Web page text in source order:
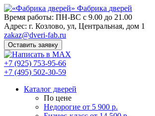
Фабрика дверей
Время работы: ПН-ВС с 9.00 до 21.00
Адрес: г. Козлово, ул, Центральная, дом 1
zakaz@dveri-fab.ru
Оставить заявку
+7 (925) 753-95-66
+7 (495) 502-30-59
Каталог дверей
По цене
Недорогие от 5 900 р.